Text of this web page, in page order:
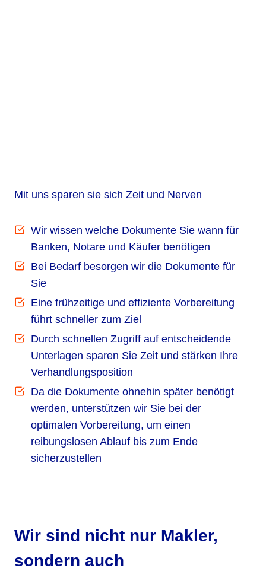
Mit uns sparen sie sich Zeit und Nerven
Wir wissen welche Dokumente Sie wann für
Banken, Notare und Käufer benötigen
Bei Bedarf besorgen wir die Dokumente für
Sie
Eine frühzeitige und effiziente Vorbereitung
führt schneller zum Ziel
Durch schnellen Zugriff auf entscheidende
Unterlagen sparen Sie Zeit und stärken Ihre
Verhandlungsposition
Da die Dokumente ohnehin später benötigt
werden, unterstützen wir Sie bei der
optimalen Vorbereitung, um einen
reibungslosen Ablauf bis zum Ende
sicherzustellen
Wir sind nicht nur Makler,
sondern auch